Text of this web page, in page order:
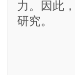
力。因此
研究。
1、
2、
3、